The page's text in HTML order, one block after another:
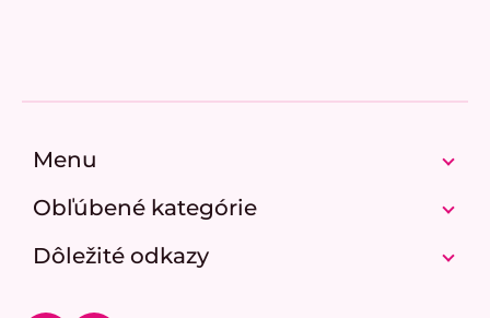
Menu
Obľúbené kategórie
Dôležité odkazy